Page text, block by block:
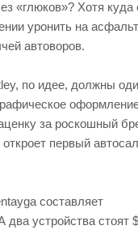
«глюков»? Хотя
уронить на
автоворов.
по идее, должны
за роскошный
первый
составляет
устройства стоят